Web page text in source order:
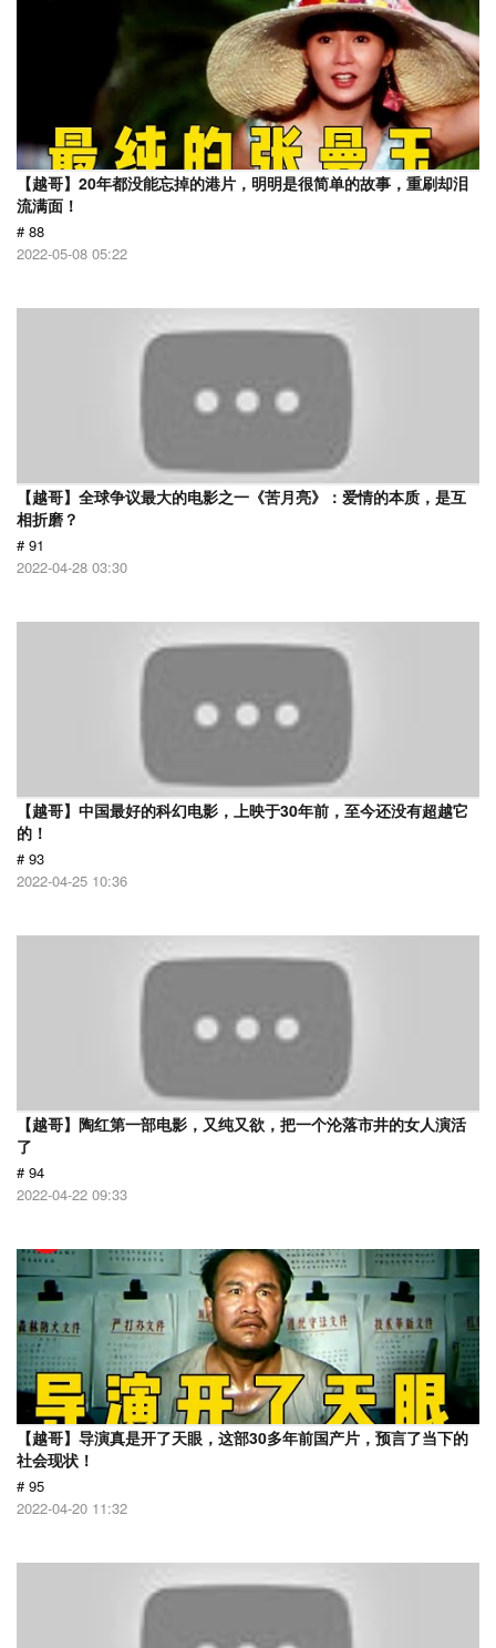
【越哥】20年都没能忘掉的港片，明明是很简单的故事，重刷却泪
流满面！
# 88
2022-05-08 05:22
【越哥】全球争议最大的电影之一《苦月亮》：爱情的本质，是互
相折磨？
# 91
2022-04-28 03:30
【越哥】中国最好的科幻电影，上映于30年前，至今还没有超越它
的！
# 93
2022-04-25 10:36
【越哥】陶红第一部电影，又纯又欲，把一个沦落市井的女人演活
了
# 94
2022-04-22 09:33
【越哥】导演真是开了天眼，这部30多年前国产片，预言了当下的
社会现状！
# 95
2022-04-20 11:32